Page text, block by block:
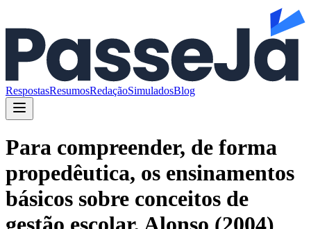
RespostasResumosRedaçãoSimuladosBlog
Para compreender, de forma
propedêutica, os ensinamentos
básicos sobre conceitos de